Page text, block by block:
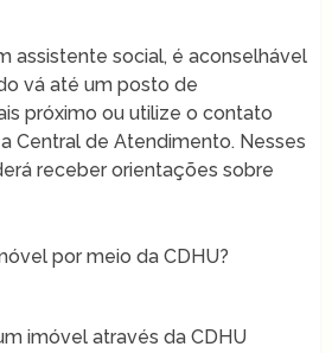
assistente social, é aconselhável
vá até um posto de
próximo ou utilize o contato
Central de Atendimento. Nesses
receber orientações sobre
por meio da CDHU?
imóvel através da CDHU